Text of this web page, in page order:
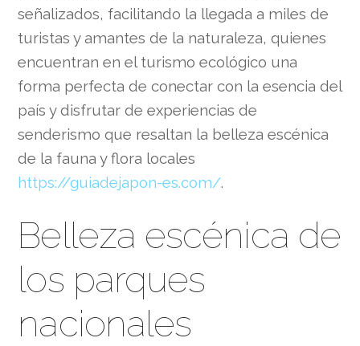
señalizados, facilitando la llegada a miles de
turistas y amantes de la naturaleza, quienes
encuentran en el turismo ecológico una
forma perfecta de conectar con la esencia del
país y disfrutar de experiencias de
senderismo que resaltan la belleza escénica
de la fauna y flora locales
https://guiadejapon-es.com/.
Belleza escénica de
los parques
nacionales